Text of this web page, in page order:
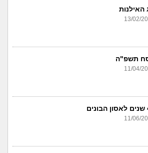
האילנות
13/02/
תשפ"ה
11/04/
11/06/